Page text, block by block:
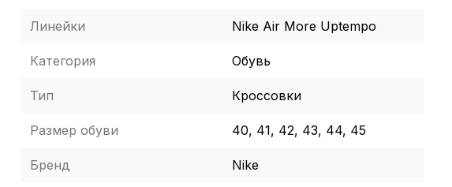
Линейки Nike Air More Uptempo
Категория Обувь
Тип Кроссовки
Размер обуви 40, 41, 42, 43, 44, 45
Бренд Nike